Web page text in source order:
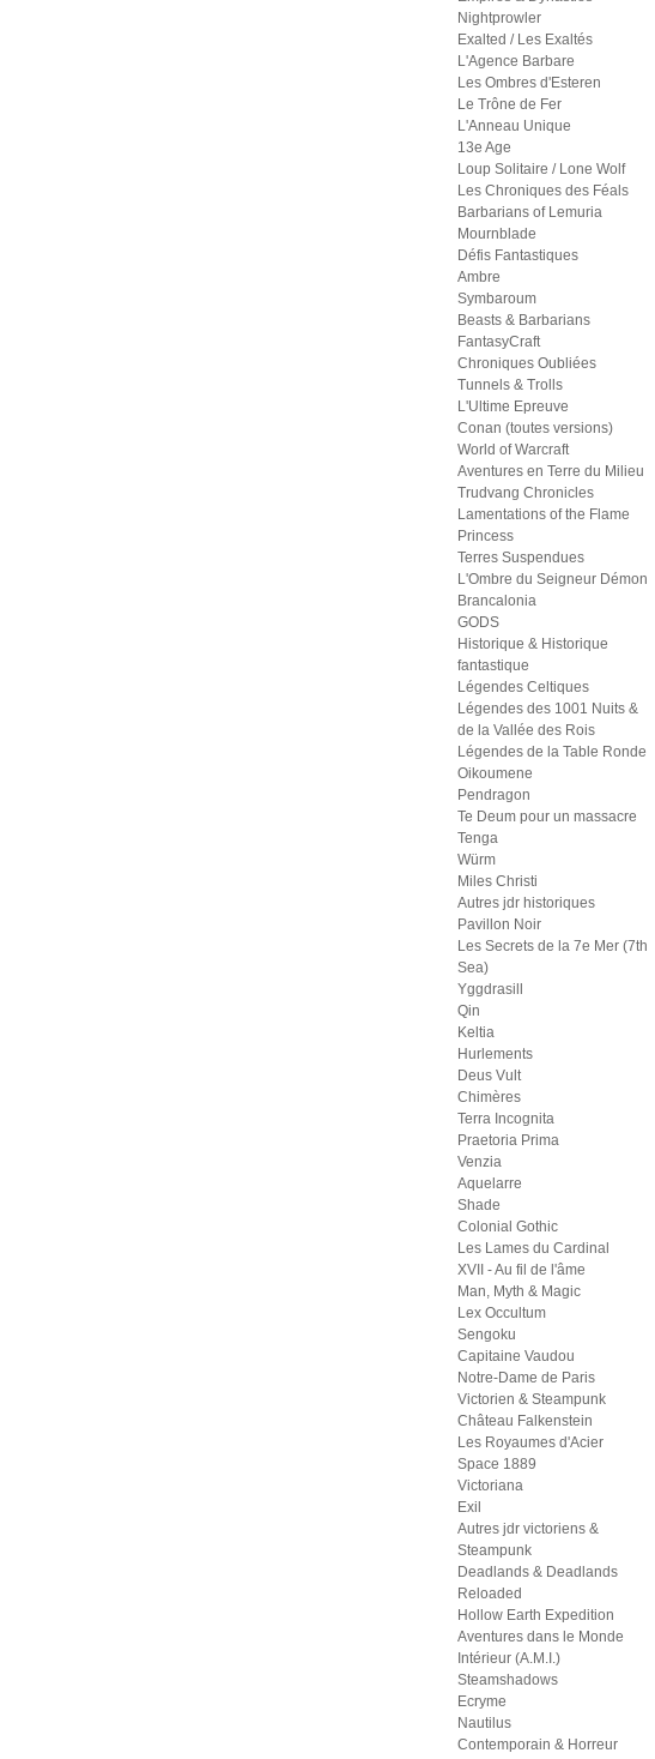
Nightprowler
Exalted / Les Exaltés
L'Agence Barbare
Les Ombres d'Esteren
Le Trône de Fer
L'Anneau Unique
13e Age
Loup Solitaire / Lone Wolf
Les Chroniques des Féals
Barbarians of Lemuria
Mournblade
Défis Fantastiques
Ambre
Symbaroum
Beasts & Barbarians
FantasyCraft
Chroniques Oubliées
Tunnels & Trolls
L'Ultime Epreuve
Conan (toutes versions)
World of Warcraft
Aventures en Terre du Milieu
Trudvang Chronicles
Lamentations of the Flame
Princess
Terres Suspendues
L'Ombre du Seigneur Démon
Brancalonia
GODS
Historique & Historique
fantastique
Légendes Celtiques
Légendes des 1001 Nuits &
de la Vallée des Rois
Légendes de la Table Ronde
Oikoumene
Pendragon
Te Deum pour un massacre
Tenga
Würm
Miles Christi
Autres jdr historiques
Pavillon Noir
Les Secrets de la 7e Mer (7th
Sea)
Yggdrasill
Qin
Keltia
Hurlements
Deus Vult
Chimères
Terra Incognita
Praetoria Prima
Venzia
Aquelarre
Shade
Colonial Gothic
Les Lames du Cardinal
XVII - Au fil de l'âme
Man, Myth & Magic
Lex Occultum
Sengoku
Capitaine Vaudou
Notre-Dame de Paris
Victorien & Steampunk
Château Falkenstein
Les Royaumes d'Acier
Space 1889
Victoriana
Exil
Autres jdr victoriens &
Steampunk
Deadlands & Deadlands
Reloaded
Hollow Earth Expedition
Aventures dans le Monde
Intérieur (A.M.I.)
Steamshadows
Ecryme
Nautilus
Contemporain & Horreur